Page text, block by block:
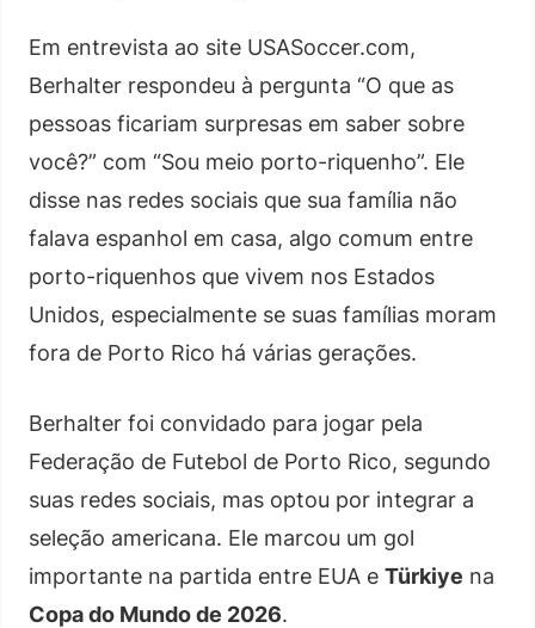
Em entrevista ao site USASoccer.com,
Berhalter respondeu à pergunta “O que as
pessoas ficariam surpresas em saber sobre
você?” com “Sou meio porto-riquenho”. Ele
disse nas redes sociais que sua família não
falava espanhol em casa, algo comum entre
porto-riquenhos que vivem nos Estados
Unidos, especialmente se suas famílias moram
fora de Porto Rico há várias gerações.
Berhalter foi convidado para jogar pela
Federação de Futebol de Porto Rico, segundo
suas redes sociais, mas optou por integrar a
seleção americana. Ele marcou um gol
importante na partida entre EUA e Türkiye na
Copa do Mundo de 2026.